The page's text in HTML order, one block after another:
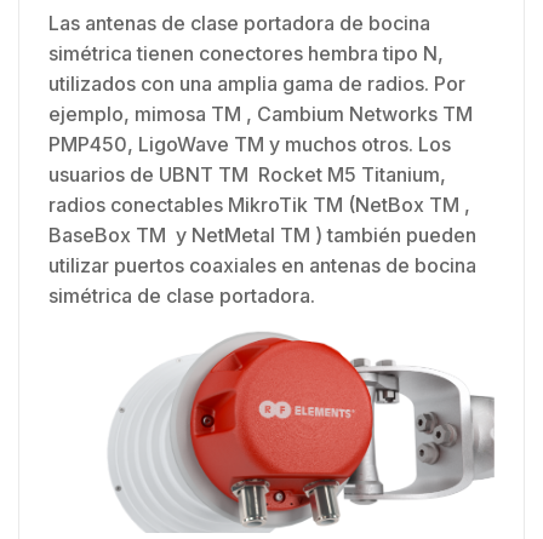
Las antenas de clase portadora de bocina
simétrica tienen conectores hembra tipo N,
utilizados con una amplia gama de radios. Por
ejemplo, mimosa TM , Cambium Networks TM
PMP450, LigoWave TM y muchos otros. Los
usuarios de UBNT TM Rocket M5 Titanium,
radios conectables MikroTik TM (NetBox TM ,
BaseBox TM y NetMetal TM ) también pueden
utilizar puertos coaxiales en antenas de bocina
simétrica de clase portadora.